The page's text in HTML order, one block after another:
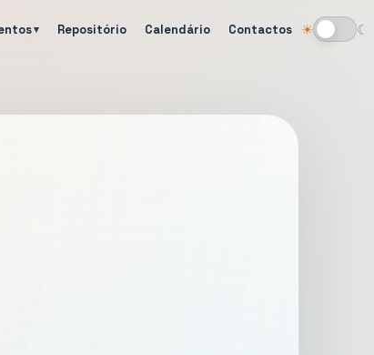
Repositório Calendário Contactos ☀ ☾
Alternar tema